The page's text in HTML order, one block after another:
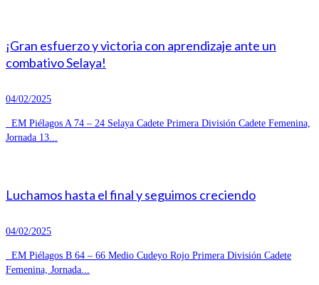
¡Gran esfuerzo y victoria con aprendizaje ante un
combativo Selaya!
04/02/2025
EM Piélagos A 74 – 24 Selaya Cadete Primera División Cadete Femenina,
Jornada 13...
Luchamos hasta el final y seguimos creciendo
04/02/2025
EM Piélagos B 64 – 66 Medio Cudeyo Rojo Primera División Cadete
Femenina, Jornada...